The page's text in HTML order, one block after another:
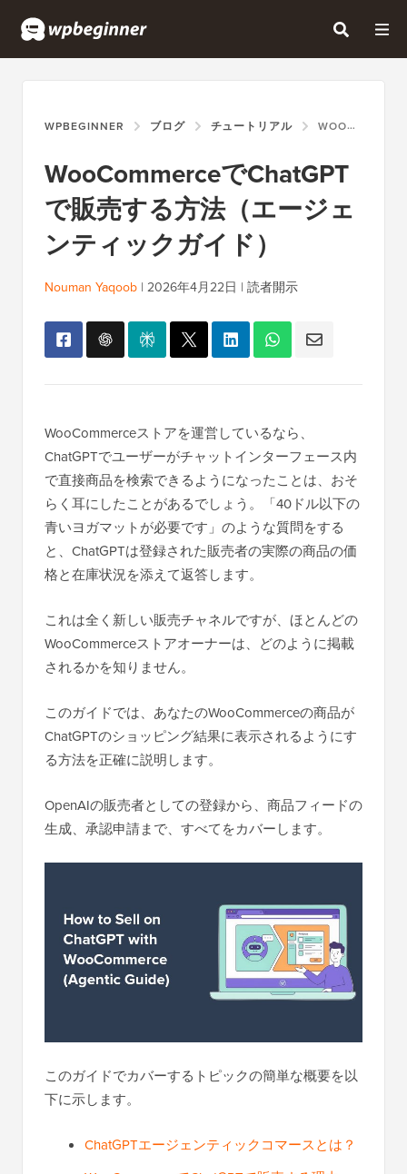
WPBEGINNER ブログ チュートリアル WOOCOMMERCEでCHATGPTで販売する方法（エージェンティックガイド）
WooCommerceでChatGPT
で販売する方法（エージェ
ンティックガイド）
Nouman Yaqoob | 2026年4月22日 | 読者開示
WooCommerceストアを運営しているなら、
ChatGPTでユーザーがチャットインターフェース内
で直接商品を検索できるようになったことは、おそ
らく耳にしたことがあるでしょう。「40ドル以下の
青いヨガマットが必要です」のような質問をする
と、ChatGPTは登録された販売者の実際の商品の価
格と在庫状況を添えて返答します。
これは全く新しい販売チャネルですが、ほとんどの
WooCommerceストアオーナーは、どのように掲載
されるかを知りません。
このガイドでは、あなたのWooCommerceの商品が
ChatGPTのショッピング結果に表示されるようにす
る方法を正確に説明します。
OpenAIの販売者としての登録から、商品フィードの
生成、承認申請まで、すべてをカバーします。
このガイドでカバーするトピックの簡単な概要を以
下に示します。
ChatGPTエージェンティックコマースとは？